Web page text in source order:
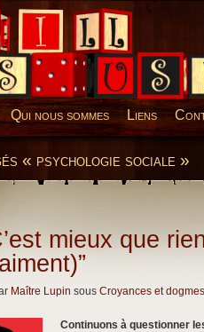
Qui nous sommes Liens
« psychologie sociale »
mieux que
Maître Lupin sous Croyances et dogmes
Continuons à questionner